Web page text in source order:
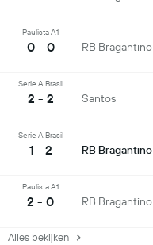
Paulista A1
0 - 0 RB Bragantino
Serie A Brasil
2 - 2 Santos
Serie A Brasil
1 - 2 RB Bragantino
Paulista A1
2 - 0 RB Bragantino
Alles bekijken